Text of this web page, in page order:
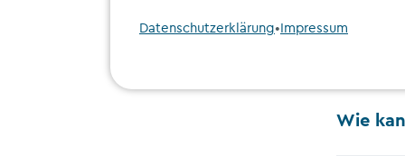
Wie
Datenschutzerklärung•Impressum